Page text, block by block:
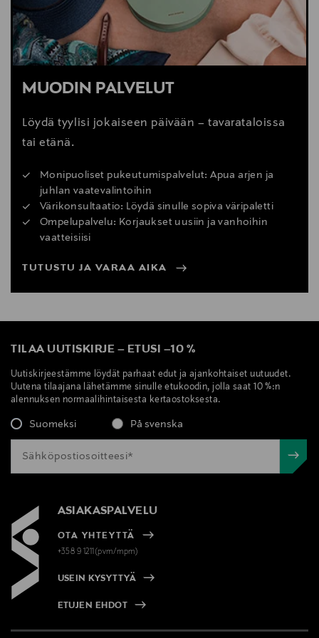
MUODIN PALVELUT
Löydä tyylisi jokaiseen päivään – tavarataloissa
tai etänä.
Monipuoliset pukeutumispalvelut: Apua arjen ja
juhlan vaatevalintoihin
Värikonsultaatio: Löydä sinulle sopiva väripaletti
Ompelupalvelu: Korjaukset uusiin ja vanhoihin
vaatteisiisi
TUTUSTU JA VARAA AIKA
TILAA UUTISKIRJE – ETUSI –10 %
Uutiskirjeestämme löydät parhaat edut ja ajankohtaiset uutuudet.
Uutena tilaajana lähetämme sinulle etukoodin, jolla saat 10 %:n
alennuksen normaalihintaisesta kertaostoksesta.
Suomeksi På svenska
ASIAKASPALVELU
OTA YHTEYTTÄ
+358 9 1211(pvm/mpm)
USEIN KYSYTTYÄ
ETUJEN EHDOT